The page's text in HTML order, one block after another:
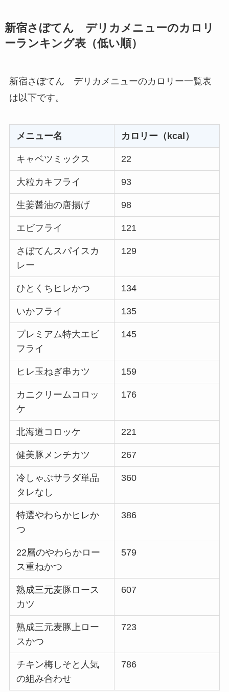
新宿さぼてん デリカメニューのカロリ
ーランキング表（低い順）
新宿さぼてん デリカメニューのカロリー一覧表
は以下です。
メニュー名 カロリー（kcal）
キャベツミックス 22
大粒カキフライ 93
生姜醤油の唐揚げ 98
エビフライ 121
さぼてんスパイスカ
レー
129
ひとくちヒレかつ 134
いかフライ 135
プレミアム特大エビ
フライ
145
ヒレ玉ねぎ串カツ 159
カニクリームコロッ
ケ
176
北海道コロッケ 221
健美豚メンチカツ 267
冷しゃぶサラダ単品
タレなし
360
特選やわらかヒレか
つ
386
22層のやわらかロー
ス重ねかつ
579
熟成三元麦豚ロース
カツ
607
熟成三元麦豚上ロー
スかつ
723
チキン梅しそと人気
の組み合わせ
786